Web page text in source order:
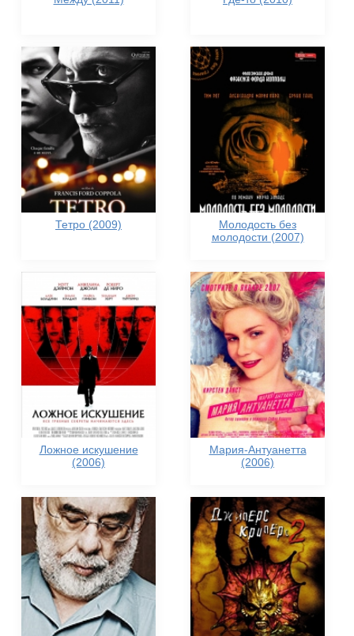
Тетро (2009)
Молодость без
молодости (2007)
Ложное искушение
(2006)
Мария-Антуанетта
(2006)